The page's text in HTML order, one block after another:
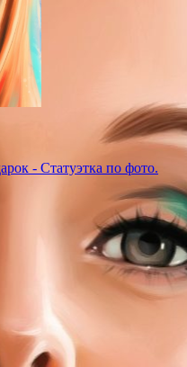
- Статуэтка по фото.